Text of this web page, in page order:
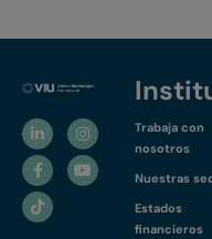
Trabaja con
nosotros
Nuestras
Estados
financieros